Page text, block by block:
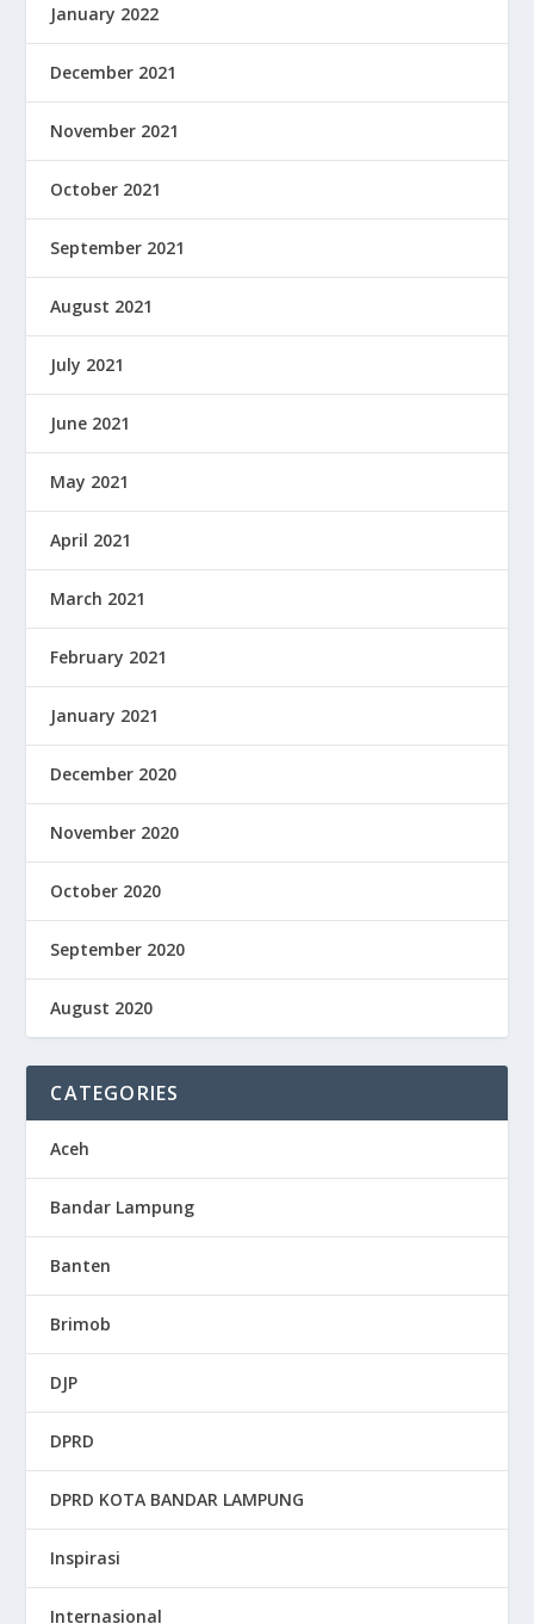
January 2022
December 2021
November 2021
October 2021
September 2021
August 2021
July 2021
June 2021
May 2021
April 2021
March 2021
February 2021
January 2021
December 2020
November 2020
October 2020
September 2020
August 2020
CATEGORIES
Aceh
Bandar Lampung
Banten
Brimob
DJP
DPRD
DPRD KOTA BANDAR LAMPUNG
Inspirasi
Internasional